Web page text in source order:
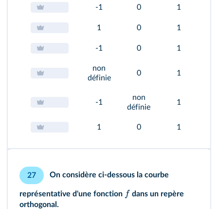
-1 0 1
1 0 1
-1 0 1
non
définie
0 1
-1
non
définie
1
1 0 1
27 On considère ci‑dessous la courbe
représentative d'une fonction f dans un repère
orthogonal.